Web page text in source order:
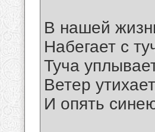
В нашей
Набегает с
Туча
Ветер
И опять